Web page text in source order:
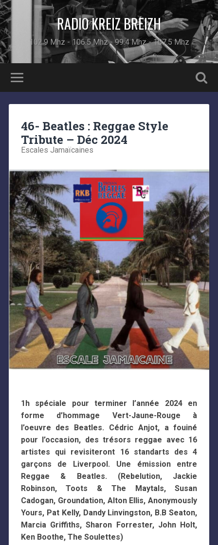
RADIO KREIZ BREIZH
102.9 Mhz - 106.5 Mhz - 99.4 Mhz - 107.5 Mhz
46- Beatles : Reggae Style
Tribute – Déc 2024
Escales Jamaïcaines
1h spéciale pour terminer l’année 2024 en
forme d’hommage Vert-Jaune-Rouge à
l’oeuvre des Beatles. Cédric Anjot, a fouiné
pour l’occasion, des trésors reggae avec 16
artistes qui revisiteront 16 standarts des 4
garçons de Liverpool. Une émission entre
Reggae & Beatles. (Rebelution, Jackie
Robinson, Toots & The Maytals, Susan
Cadogan, Groundation, Alton Ellis, Anonymously
Yours, Pat Kelly, Dandy Linvingston, B.B Seaton,
Marcia Griffiths, Sharon Forrester, John Holt,
Ken Boothe, The Soulettes)